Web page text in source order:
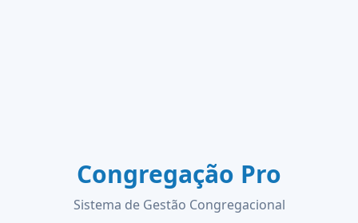
Congregação Pro
Sistema de Gestão Congregacional